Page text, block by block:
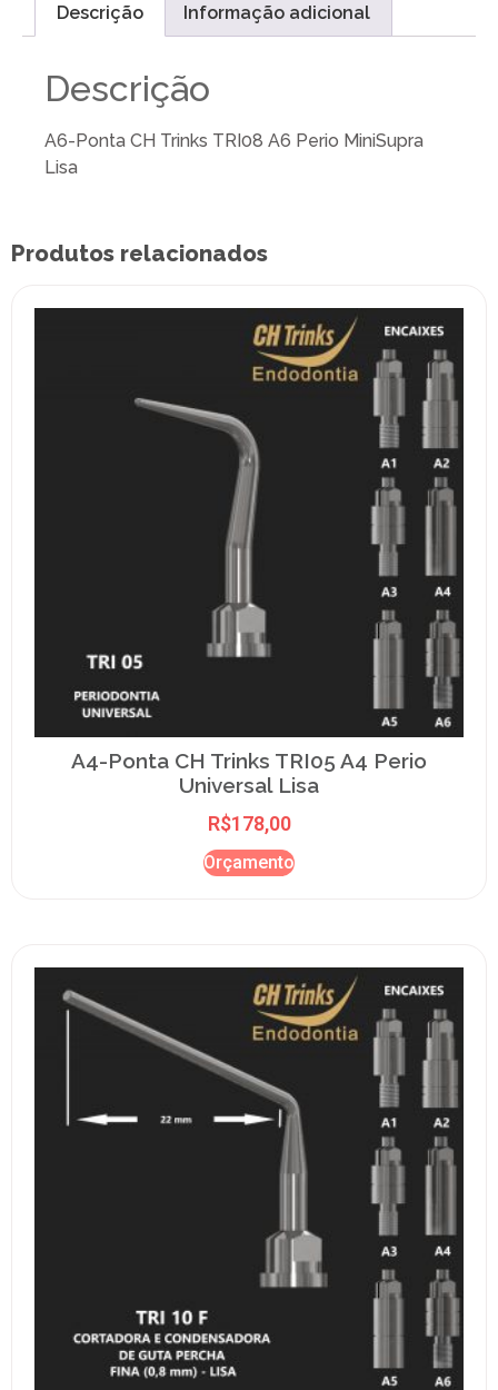
Descrição Informação adicional
Descrição
A6-Ponta CH Trinks TRI08 A6 Perio MiniSupra
Lisa
Produtos relacionados
A4-Ponta CH Trinks TRI05 A4 Perio
Universal Lisa
R$178,00
Orçamento